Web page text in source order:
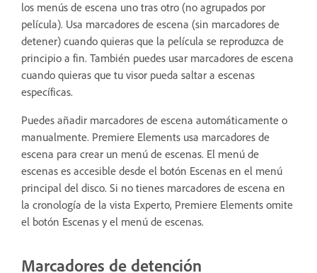
los menús de escena uno tras otro (no agrupados por
película). Usa marcadores de escena (sin marcadores de
detener) cuando quieras que la película se reproduzca de
principio a fin. También puedes usar marcadores de escena
cuando quieras que tu visor pueda saltar a escenas
específicas.
Puedes añadir marcadores de escena automáticamente o
manualmente. Premiere Elements usa marcadores de
escena para crear un menú de escenas. El menú de
escenas es accesible desde el botón Escenas en el menú
principal del disco. Si no tienes marcadores de escena en
la cronología de la vista Experto, Premiere Elements omite
el botón Escenas y el menú de escenas.
Marcadores de detención